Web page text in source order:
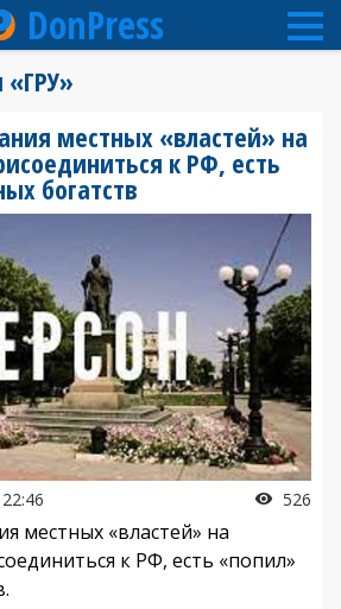
DonPress
«ГРУ»
местных «властей» на
к РФ, есть
богатств
22:46 526
местных «властей» на
к РФ, есть «попил»